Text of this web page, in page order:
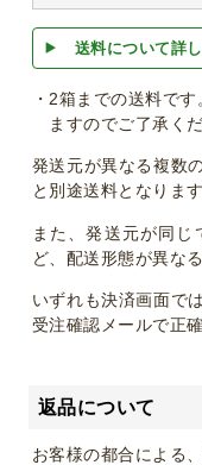
送料について詳
・2箱までの送料で
ますのでご了承くだ
発送元が異なる複数
と別途送料となります
また、発送元が同
ど、配送形態が異な
いずれも決済画面で
受注確認メールで正
返品について
お客様の都合による